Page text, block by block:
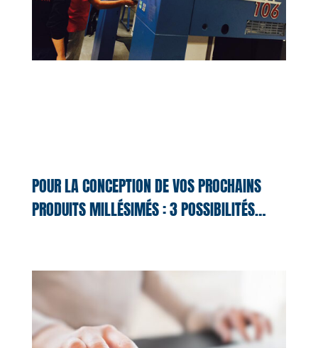
POUR LA CONCEPTION DE VOS PROCHAINS
PRODUITS MILLÉSIMÉS : 3 POSSIBILITÉS…